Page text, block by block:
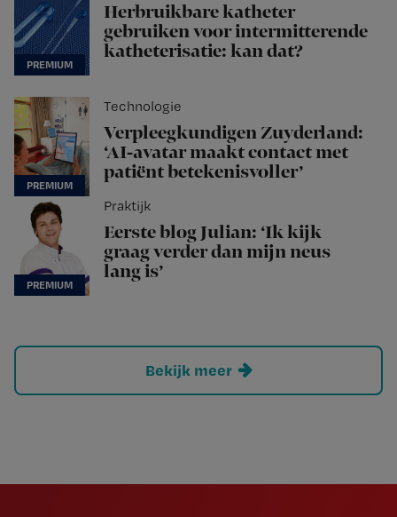
Herbruikbare katheter
gebruiken voor intermitterende
katheterisatie: kan dat?
Technologie
Verpleegkundigen Zuyderland:
‘AI-avatar maakt contact met
patiënt betekenisvoller’
Praktijk
Eerste blog Julian: ‘Ik kijk
graag verder dan mijn neus
lang is’
Bekijk meer